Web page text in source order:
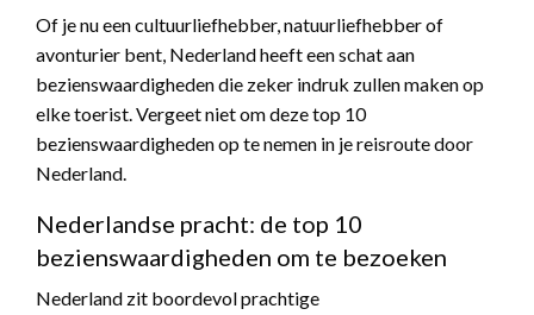
Of je nu een cultuurliefhebber, natuurliefhebber of
avonturier bent, Nederland heeft een schat aan
bezienswaardigheden die zeker indruk zullen maken op
elke toerist. Vergeet niet om deze top 10
bezienswaardigheden op te nemen in je reisroute door
Nederland.
Nederlandse pracht: de top 10
bezienswaardigheden om te bezoeken
Nederland zit boordevol prachtige